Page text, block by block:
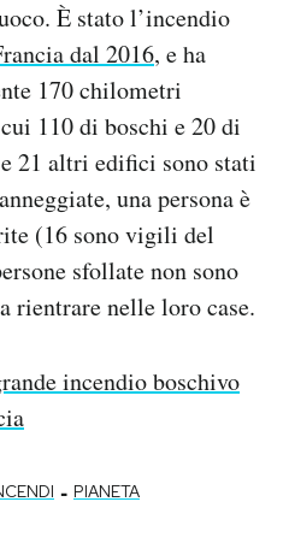
È stato l’incendio
dal 2016, e ha
170 chilometri
110 di boschi e 20 di
21 altri edifici sono stati
una persona è
(16 sono vigili del
sfollate non sono
rientrare nelle loro case.
incendio boschivo
- PIANETA